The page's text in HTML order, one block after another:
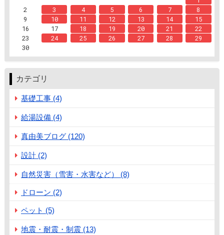
2
3 4 5 6 7
8
9
10 11 12 13 14
15
16
17 18 19 20 21
22
23
24 25 26 27 28
29
30
カテゴリ
基礎工事 (4)
給湯設備 (4)
真由美ブログ (120)
設計 (2)
自然災害（雪害・水害など） (8)
ドローン (2)
ペット (5)
地震・耐震・制震 (13)